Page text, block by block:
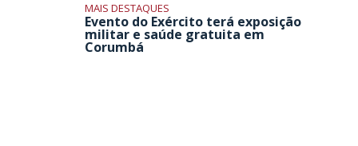
MAIS DESTAQUES
Evento do Exército terá exposição
militar e saúde gratuita em
Corumbá